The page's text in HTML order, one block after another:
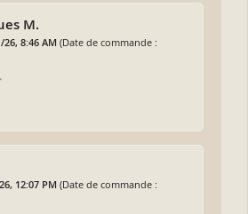
M.
8:46 AM(Date de commande :
12:07 PM (Date de commande :